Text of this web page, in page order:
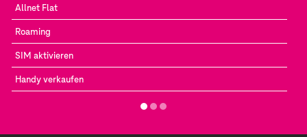
Allnet Flat
Roaming
SIM aktivieren
Handy verkaufen